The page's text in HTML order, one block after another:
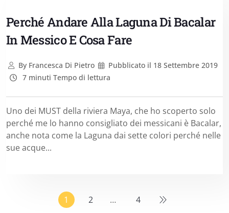
Perché Andare Alla Laguna Di Bacalar
In Messico E Cosa Fare
ByFrancesca Di Pietro Pubblicato il 18 Settembre 2019
7 minuti Tempo di lettura
Uno dei MUST della riviera Maya, che ho scoperto solo
perché me lo hanno consigliato dei messicani è Bacalar,
anche nota come la Laguna dai sette colori perché nelle
sue acque...
1 2 … 4